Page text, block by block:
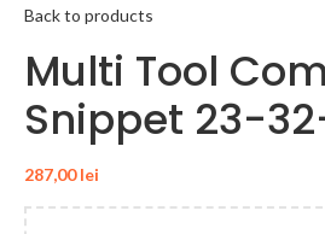
Back to products
Multi Tool
Snippet 23-
287,00lei